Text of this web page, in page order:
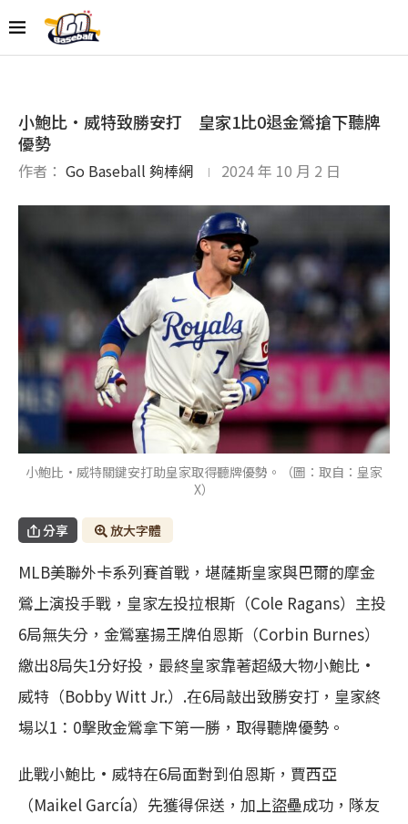
小鮑比·威特致勝安打 皇家1比0退金鶯搶下聽牌
優勢
作者： Go Baseball 夠棒網 2024 年 10 月 2 日
小鮑比·威特關鍵安打助皇家取得聽牌優勢。（圖：取自：皇家
X）
分享 放大字體
MLB美聯外卡系列賽首戰，堪薩斯皇家與巴爾的摩金
鶯上演投手戰，皇家左投拉根斯（Cole Ragans）主投
6局無失分，金鶯塞揚王牌伯恩斯（Corbin Burnes）
繳出8局失1分好投，最終皇家靠著超級大物小鮑比·
威特（Bobby Witt Jr.）.在6局敲出致勝安打，皇家終
場以1：0擊敗金鶯拿下第一勝，取得聽牌優勢。
此戰小鮑比·威特在6局面對到伯恩斯，賈西亞
（Maikel García）先獲得保送，加上盜壘成功，隊友